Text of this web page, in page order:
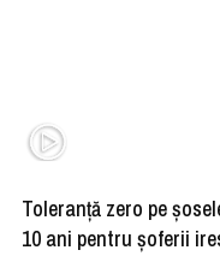
Toleranță zero pe
10 ani pentru șoferii